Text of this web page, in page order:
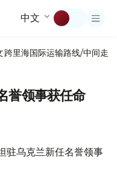
中文
跨里海国际运输路线/中间走廊
誉领事获任命
乌克兰新任名誉领事